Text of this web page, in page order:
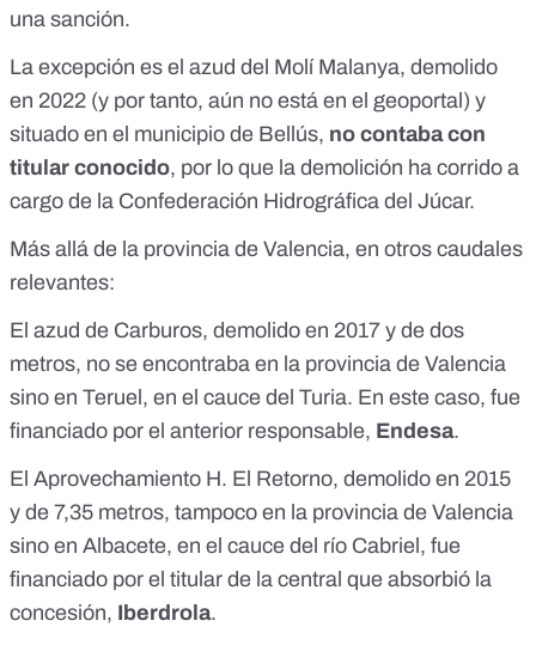
una sanción.
La excepción es el azud del Molí Malanya, demolido
en 2022 (y por tanto, aún no está en el geoportal) y
situado en el municipio de Bellús, no contaba con
titular conocido, por lo que la demolición ha corrido a
cargo de la Confederación Hidrográfica del Júcar.
Más allá de la provincia de Valencia, en otros caudales
relevantes:
El azud de Carburos, demolido en 2017 y de dos
metros, no se encontraba en la provincia de Valencia
sino en Teruel, en el cauce del Turia. En este caso, fue
financiado por el anterior responsable, Endesa.
El Aprovechamiento H. El Retorno, demolido en 2015
y de 7,35 metros, tampoco en la provincia de Valencia
sino en Albacete, en el cauce del río Cabriel, fue
financiado por el titular de la central que absorbió la
concesión, Iberdrola.